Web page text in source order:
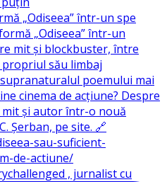
„Odiseea” într-un spe
, jurnalist cu